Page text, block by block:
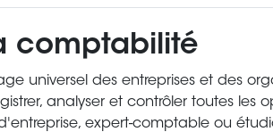
comptabilité
universel des entreprises et des
analyser et contrôler toutes les
expert-comptable ou